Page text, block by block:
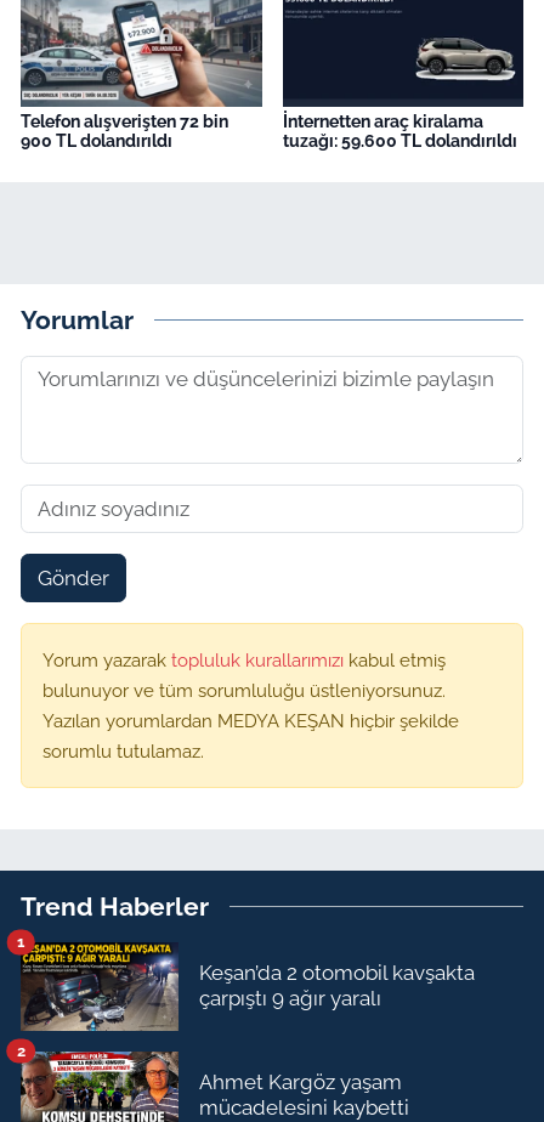
Telefon alışverişten 72 bin
900 TL dolandırıldı
İnternetten araç kiralama
tuzağı: 59.600 TL dolandırıldı
Yorumlar
Gönder
Yorum yazarak topluluk kurallarımızı kabul etmiş
bulunuyor ve tüm sorumluluğu üstleniyorsunuz.
Yazılan yorumlardan MEDYA KEŞAN hiçbir şekilde
sorumlu tutulamaz.
Trend Haberler
Keşan’da 2 otomobil kavşakta
çarpıştı 9 ağır yaralı
1
Ahmet Kargöz yaşam
mücadelesini kaybetti
2